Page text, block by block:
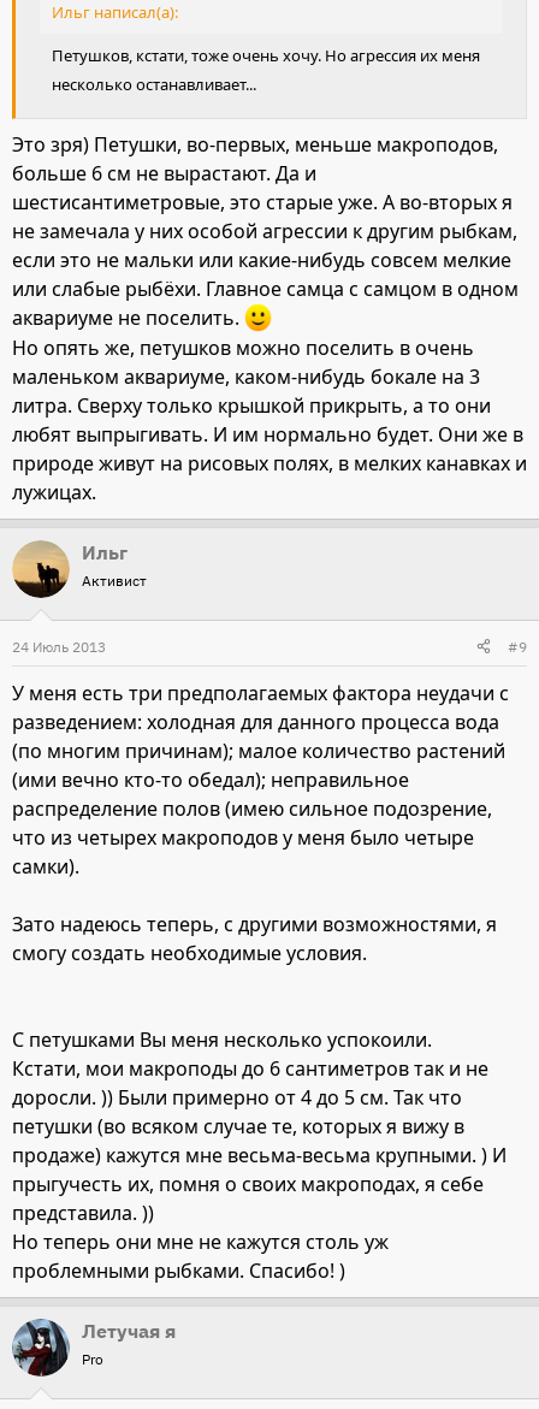
Ильг написал(а):
Петушков, кстати, тоже очень хочу. Но агрессия их меня
несколько останавливает...
Это зря) Петушки, во-первых, меньше макроподов,
больше 6 см не вырастают. Да и
шестисантиметровые, это старые уже. А во-вторых я
не замечала у них особой агрессии к другим рыбкам,
если это не мальки или какие-нибудь совсем мелкие
или слабые рыбёхи. Главное самца с самцом в одном
аквариуме не поселить.
Но опять же, петушков можно поселить в очень
маленьком аквариуме, каком-нибудь бокале на 3
литра. Сверху только крышкой прикрыть, а то они
любят выпрыгивать. И им нормально будет. Они же в
природе живут на рисовых полях, в мелких канавках и
лужицах.
Ильг
Активист
24 Июль 2013 #9
У меня есть три предполагаемых фактора неудачи с
разведением: холодная для данного процесса вода
(по многим причинам); малое количество растений
(ими вечно кто-то обедал); неправильное
распределение полов (имею сильное подозрение,
что из четырех макроподов у меня было четыре
самки).
Зато надеюсь теперь, с другими возможностями, я
смогу создать необходимые условия.
С петушками Вы меня несколько успокоили.
Кстати, мои макроподы до 6 сантиметров так и не
доросли. )) Были примерно от 4 до 5 см. Так что
петушки (во всяком случае те, которых я вижу в
продаже) кажутся мне весьма-весьма крупными. ) И
прыгучесть их, помня о своих макроподах, я себе
представила. ))
Но теперь они мне не кажутся столь уж
проблемными рыбками. Спасибо! )
Летучая я
Pro